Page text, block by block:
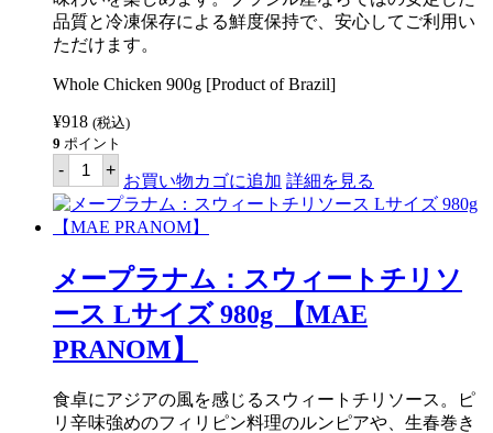
品質と冷凍保存による鮮度保持で、安心してご利用い
ただけます。
Whole Chicken 900g [Product of Brazil]
¥918 (税込)
9 ポイント
- ホ
ー
ル
チ
キ
（丸
鶏）
900g
【ブ
ラ
ジ
産】
個
+
お買い物カゴに追加 詳細を見る
メープラナム：スウィートチリソ
ース Lサイズ 980g 【MAE
PRANOM】
食卓にアジアの風を感じるスウィートチリソース。ピ
リ辛味強めのフィリピン料理のルンピアや、生春巻き